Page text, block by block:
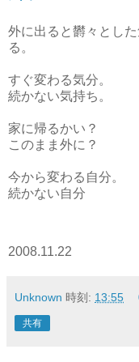
外に出ると欝々とし
る。
すぐ変わる気分。
続かない気持ち。
家に帰るかい？
このまま外に？
今から変わる自分。
続かない自分
2008.11.22
Unknown 時刻: 13:55
共有